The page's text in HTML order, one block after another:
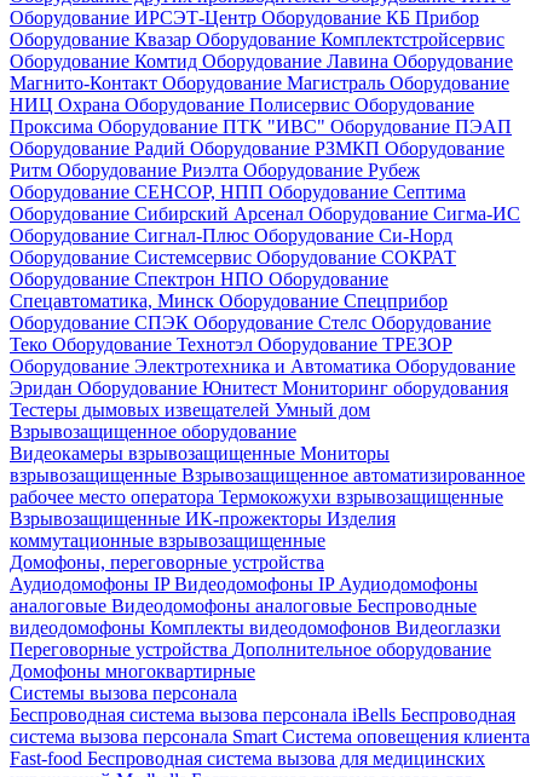
Оборудование ИРСЭТ-Центр Оборудование КБ Прибор
Оборудование Квазар Оборудование Комплектстройсервис
Оборудование Комтид Оборудование Лавина Оборудование
Магнито-Контакт Оборудование Магистраль Оборудование
НИЦ Охрана Оборудование Полисервис Оборудование
Проксима Оборудование ПТК "ИВС" Оборудование ПЭАП
Оборудование Радий Оборудование РЗМКП Оборудование
Ритм Оборудование Риэлта Оборудование Рубеж
Оборудование СЕНСОР, НПП Оборудование Септима
Оборудование Сибирский Арсенал Оборудование Сигма-ИС
Оборудование Сигнал-Плюс Оборудование Си-Норд
Оборудование Системсервис Оборудование СОКРАТ
Оборудование Спектрон НПО Оборудование
Спецавтоматика, Минск Оборудование Спецприбор
Оборудование СПЭК Оборудование Стелс Оборудование
Теко Оборудование Технотэл Оборудование ТРЕЗОР
Оборудование Электротехника и Автоматика Оборудование
Эридан Оборудование Юнитест Мониторинг оборудования
Тестеры дымовых извещателей Умный дом
Взрывозащищенное оборудование
Видеокамеры взрывозащищенные Мониторы
взрывозащищенные Взрывозащищенное автоматизированное
рабочее место оператора Термокожухи взрывозащищенные
Взрывозащищенные ИК-прожекторы Изделия
коммутационные взрывозащищенные
Домофоны, переговорные устройства
Аудиодомофоны IPВидеодомофоны IP Аудиодомофоны
аналоговые Видеодомофоны аналоговые Беспроводные
видеодомофоны Комплекты видеодомофонов Видеоглазки
Переговорные устройства Дополнительное оборудование
Домофоны многоквартирные
Системы вызова персонала
Беспроводная система вызова персонала iBells Беспроводная
система вызова персонала Smart Система оповещения клиента
Fast-food Беспроводная система вызова для медицинских